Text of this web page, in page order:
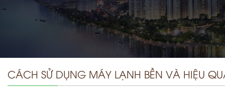
CÁCH SỬ DỤNG MÁY LẠNH BỀN VÀ HIỆU